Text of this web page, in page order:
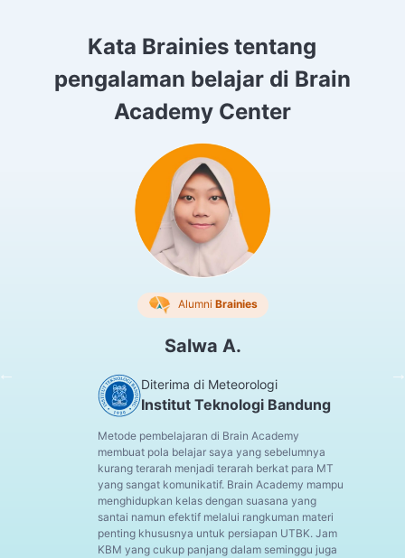
Kata Brainies tentang
pengalaman belajar di Brain
Academy Center
Alumni Brainies
Salwa A.
Diterima di Meteorologi
Institut Teknologi Bandung
Metode pembelajaran di Brain Academy
membuat pola belajar saya yang sebelumnya
kurang terarah menjadi terarah berkat para MT
yang sangat komunikatif. Brain Academy mampu
menghidupkan kelas dengan suasana yang
santai namun efektif melalui rangkuman materi
penting khususnya untuk persiapan UTBK. Jam
KBM yang cukup panjang dalam seminggu juga